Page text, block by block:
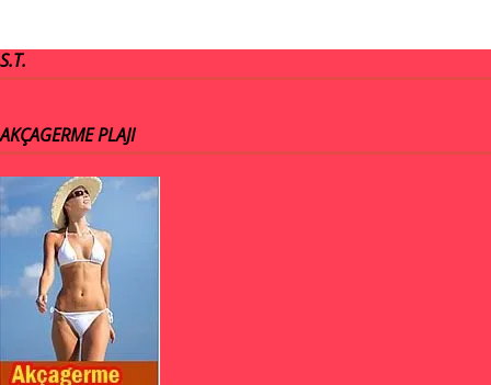
S.T.
AKÇAGERME PLAJI